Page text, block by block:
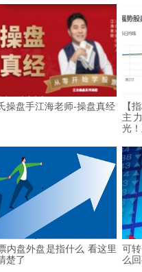
操盘手江海老师-操盘真经
【
主
光
内盘外盘是指什么 看这里
楚了
可
么